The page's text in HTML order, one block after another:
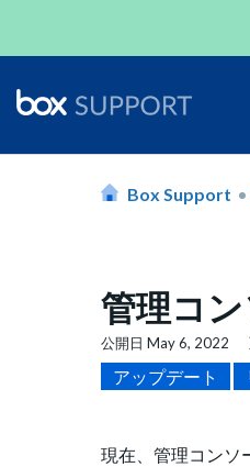
Box Support
管理コ
公開日 May 6, 2022
アップデート
現在、管理コンソ